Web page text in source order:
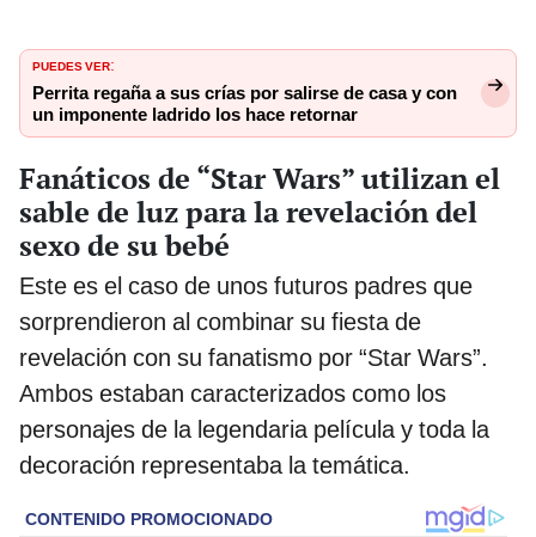
PUEDES VER:
Perrita regaña a sus crías por salirse de casa y con
un imponente ladrido los hace retornar
Fanáticos de “Star Wars” utilizan el
sable de luz para la revelación del
sexo de su bebé
Este es el caso de unos futuros padres que
sorprendieron al combinar su fiesta de
revelación con su fanatismo por “Star Wars”.
Ambos estaban caracterizados como los
personajes de la legendaria película y toda la
decoración representaba la temática.